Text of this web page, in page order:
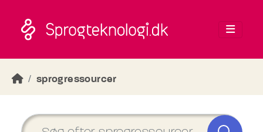
sprogressourcer